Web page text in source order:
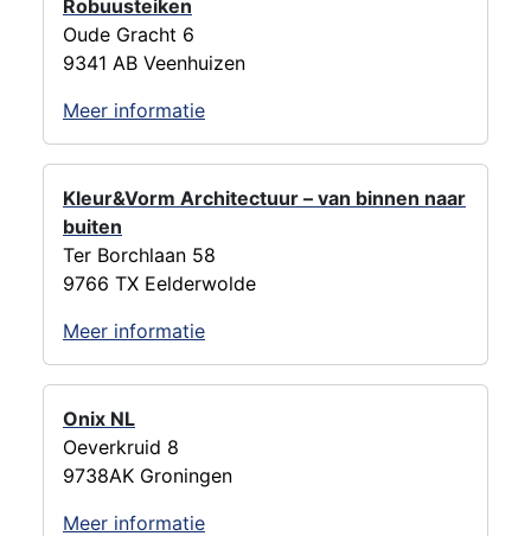
Robuusteiken
Oude Gracht 6
9341 AB Veenhuizen
Meer informatie
Kleur&Vorm Architectuur – van binnen naar
buiten
Ter Borchlaan 58
9766 TX Eelderwolde
Meer informatie
Onix NL
Oeverkruid 8
9738AK Groningen
Meer informatie